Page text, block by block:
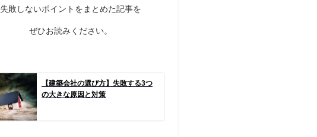
失敗しないポイントをまとめた記事を
ぜひお読みください。
【建築会社の選び方】失敗する3つ
の大きな原因と対策